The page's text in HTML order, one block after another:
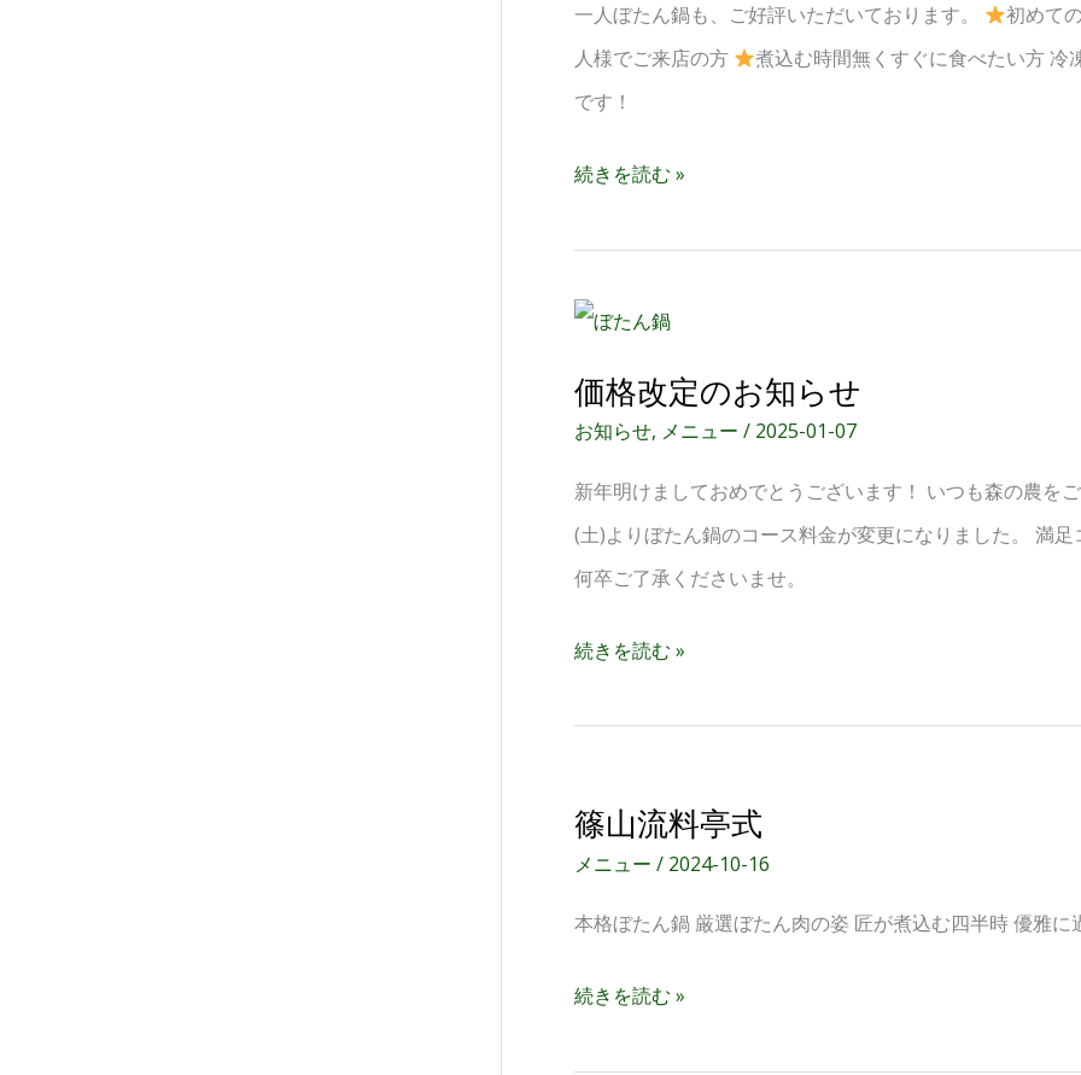
一人ぼたん鍋も、ご好評いただいております。
初めて
人様でご来店の方
煮込む時間無くすぐに食べたい方
です！
ん
鍋
（2025
1
格
定）
続きを読む »
価格改定のお知らせ
お知らせ, メニュー / 2025-01-07
新年明けましておめでとうございます！ いつも森の農を
(土)よりぼたん鍋のコース料金が変更になりました。
何卒ご了承くださいませ。
価
改
定
の
お
知
せ
続きを読む »
篠山流料亭式
メニュー / 2024-10-16
本格ぼたん鍋 厳選ぼたん肉の姿 匠が煮込む四半時 優雅に
山
料
式
続きを読む »